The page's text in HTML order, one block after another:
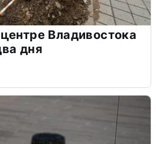
Владивостока
дня